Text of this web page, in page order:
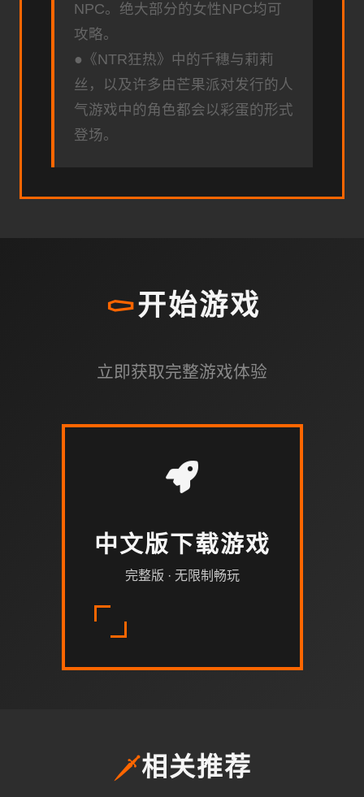
NPC。绝大部分的女性NPC均可
攻略。
●《NTR狂热》中的千穗与莉莉
丝，以及许多由芒果派对发行的人
气游戏中的角色都会以彩蛋的形式
登场。
⚰️开始游戏
立即获取完整游戏体验
中文版下载游戏
完整版 · 无限制畅玩
🗡️相关推荐